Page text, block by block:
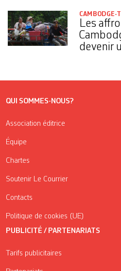
CAMBODGE-
Les
devenir
QUI SOMMES-NOUS?
Association éditrice
Équipe
Chartes
Soutenir Le Courrier
Contacts
Politique de cookies (UE)
PUBLICITÉ / PARTENARIATS
Tarifs publicitaires